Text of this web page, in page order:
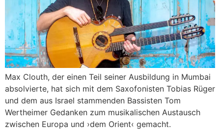
Max Clouth, der einen Teil seiner Ausbildung in Mumbai
absolvierte, hat sich mit dem Saxofonisten Tobias Rüger
und dem aus Israel stammenden Bassisten Tom
Wertheimer Gedanken zum musikalischen Austausch
zwischen Europa und ›dem Orient‹ gemacht.